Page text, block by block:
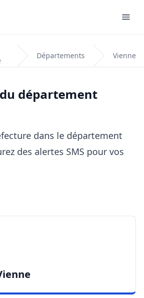
Départements Vienne
département
dans le département
des alertes SMS pour vos